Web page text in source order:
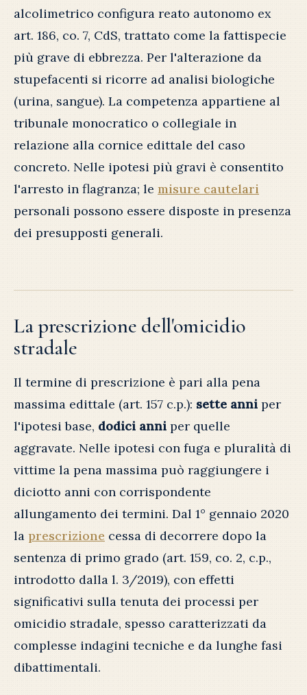
alcolimetrico configura reato autonomo ex
art. 186, co. 7, CdS, trattato come la fattispecie
più grave di ebbrezza. Per l'alterazione da
stupefacenti si ricorre ad analisi biologiche
(urina, sangue). La competenza appartiene al
tribunale monocratico o collegiale in
relazione alla cornice edittale del caso
concreto. Nelle ipotesi più gravi è consentito
l'arresto in flagranza; le misure cautelari
personali possono essere disposte in presenza
dei presupposti generali.
La prescrizione dell'omicidio
stradale
Il termine di prescrizione è pari alla pena
massima edittale (art. 157 c.p.): sette anni per
l'ipotesi base, dodici anni per quelle
aggravate. Nelle ipotesi con fuga e pluralità di
vittime la pena massima può raggiungere i
diciotto anni con corrispondente
allungamento dei termini. Dal 1° gennaio 2020
la prescrizione cessa di decorrere dopo la
sentenza di primo grado (art. 159, co. 2, c.p.,
introdotto dalla l. 3/2019), con effetti
significativi sulla tenuta dei processi per
omicidio stradale, spesso caratterizzati da
complesse indagini tecniche e da lunghe fasi
dibattimentali.